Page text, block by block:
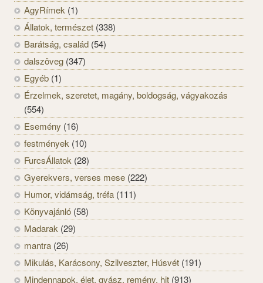
AgyRímek (1)
Állatok, természet (338)
Barátság, család (54)
dalszöveg (347)
Egyéb (1)
Érzelmek, szeretet, magány, boldogság, vágyakozás
(554)
Esemény (16)
festmények (10)
FurcsÁllatok (28)
Gyerekvers, verses mese (222)
Humor, vidámság, tréfa (111)
Könyvajánló (58)
Madarak (29)
mantra (26)
Mikulás, Karácsony, Szilveszter, Húsvét (191)
Mindennapok, élet, gyász, remény, hit (913)